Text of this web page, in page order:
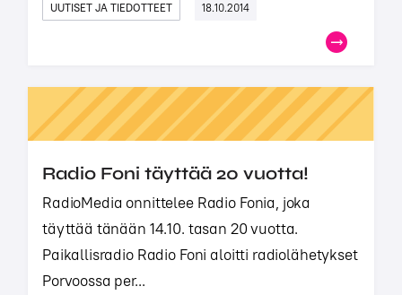
UUTISET JA TIEDOTTEET 18.10.2014
Radio Foni täyttää 20 vuotta!
RadioMedia onnittelee Radio Fonia, joka
täyttää tänään 14.10. tasan 20 vuotta.
Paikallisradio Radio Foni aloitti radiolähetykset
Porvoossa per...